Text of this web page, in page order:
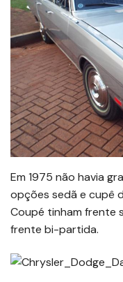
Em 1975 não havia
opções sedã e cupê
Coupé tinham frente
frente bi-partida.